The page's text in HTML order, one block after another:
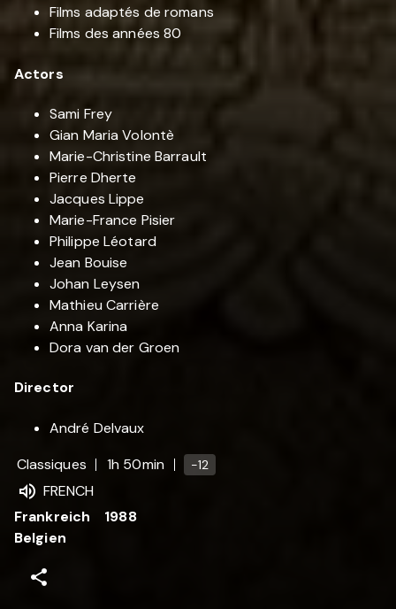
Films adaptés de romans
Films des années 80
Actors
Sami Frey
Gian Maria Volontè
Marie-Christine Barrault
Pierre Dherte
Jacques Lippe
Marie-France Pisier
Philippe Léotard
Jean Bouise
Johan Leysen
Mathieu Carrière
Anna Karina
Dora van der Groen
Director
André Delvaux
Classiques
1h 50min -12
FRENCH
Frankreich
Belgien
1988